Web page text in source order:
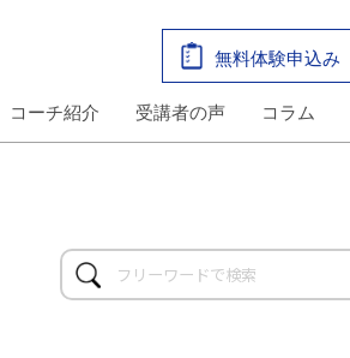
無料体験申込み
コーチ紹介 受講者の声 コラム